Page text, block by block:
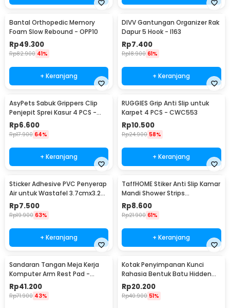
Bantal Orthopedic Memory
Foam Slow Rebound - OPP10
Rp49.300
Rp82.900 41%
+ Keranjang
DIVV Gantungan Organizer Rak
Dapur 5 Hook - I163
Rp7.400
Rp18.900 61%
+ Keranjang
AsyPets Sabuk Grippers Clip
Penjepit Sprei Kasur 4 PCS -
PJP4
Rp6.600
Rp17.900 64%
+ Keranjang
RUGGIES Grip Anti Slip untuk
Karpet 4 PCS - CWC553
Rp10.500
Rp24.900 58%
+ Keranjang
Sticker Adhesive PVC Penyerap
Air untuk Wastafel 3.7cmx3.2M
- CN1222
Rp7.500
Rp19.900 63%
+ Keranjang
TaffHOME Stiker Anti Slip Kamar
Mandi Shower Strips
20x380mm 6 PCS - TT-19
Rp8.600
Rp21.900 61%
+ Keranjang
Sandaran Tangan Meja Kerja
Komputer Arm Rest Pad -
91526
Rp41.200
Rp71.900 43%
Kotak Penyimpanan Kunci
Rahasia Bentuk Batu Hidden
Key Box - B0521
Rp20.200
Rp40.900 51%